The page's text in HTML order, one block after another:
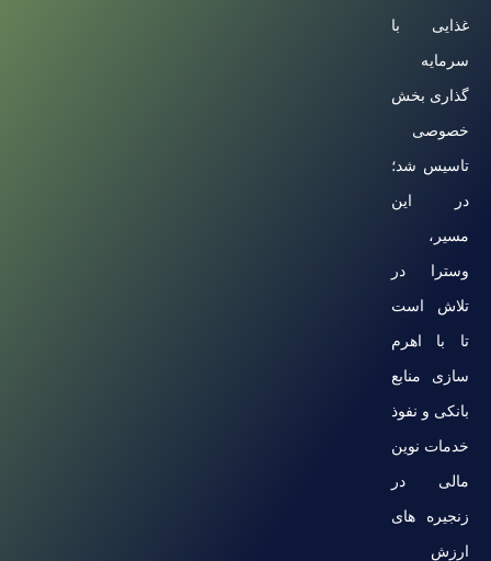
غذایی با
سرمایه
گذاری بخش
خصوصی
تاسیس شد؛
در این
مسیر،
وسترا در
تلاش است
تا با اهرم
سازی منابع
بانکی و نفوذ
خدمات نوین
مالی در
زنجیره های
ارزش